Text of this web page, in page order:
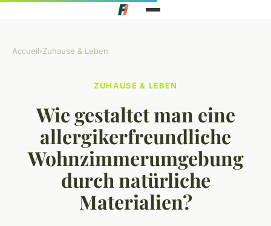
Accueil›Zuhause & Leben
ZUHAUSE & LEBEN
Wie gestaltet man eine
allergikerfreundliche
Wohnzimmerumgebung
durch natürliche
Materialien?